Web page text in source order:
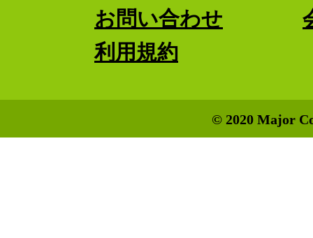
お問い合わせ
利用規約
© 2020 Major